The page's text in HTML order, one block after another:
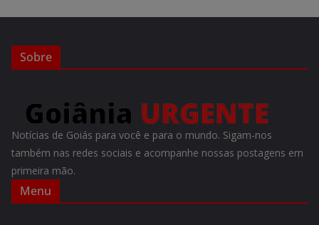
Sobre
Notícias de Goiás para você e para o mundo. Sigam-nos
também nas redes sociais e acompanhe nossas postagens em
primeira mão.
Menu